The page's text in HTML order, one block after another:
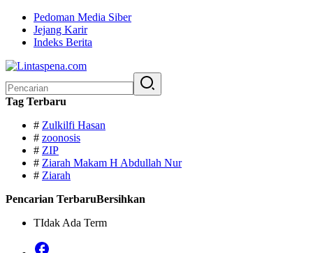
Langsung
konten
Pedoman Media Siber
Jejang Karir
Indeks Berita
untuk:
Tag Terbaru
# Zulkilfi Hasan
# zoonosis
# ZIP
# Ziarah Makam H Abdullah Nur
# Ziarah
Pencarian TerbaruBersihkan
TIdak Ada Term